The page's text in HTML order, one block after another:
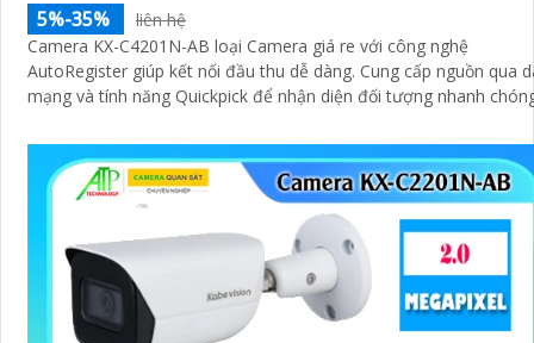
5%-35%
liên hệ
Camera KX-C4201N-AB loại Camera giá re với công nghệ
AutoRegister giúp kết nối đầu thu dễ dàng. Cung cấp nguồn qua dây
mạng và tính năng Quickpick để nhận diện đối tượng nhanh